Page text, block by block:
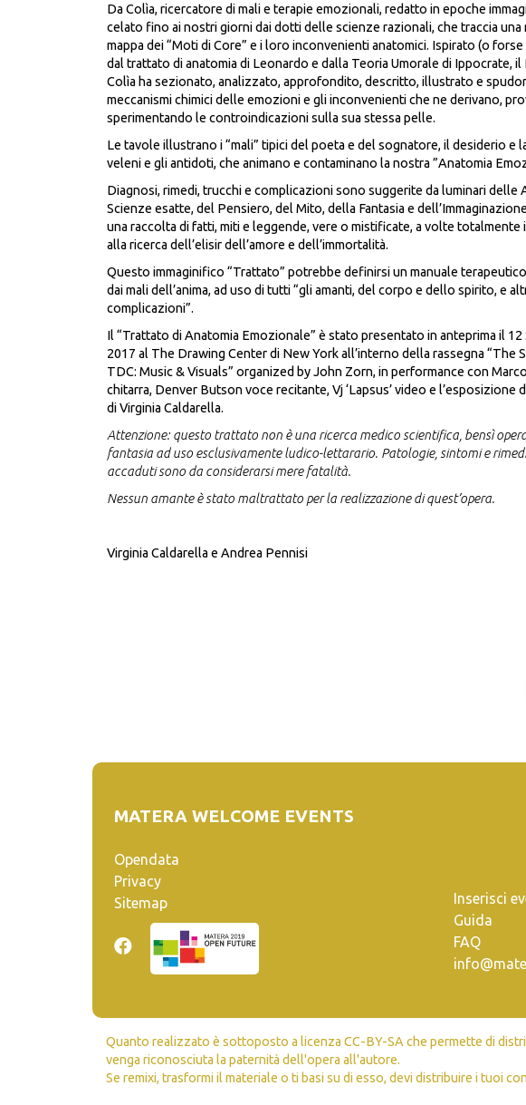
Da Colìa, ricercatore di mali e terapie emozionali, redatto in epoche
celato fino ai nostri giorni dai dotti delle scienze razionali, che traccia una
mappa dei “Moti di Core” e i loro inconvenienti anatomici. Ispirato (o
dal trattato di anatomia di Leonardo e dalla Teoria Umorale di Ippocrate, il
Colìa ha sezionato, analizzato, approfondito, descritto, illustrato e
meccanismi chimici delle emozioni e gli inconvenienti che ne derivano,
sperimentando le controindicazioni sulla sua stessa pelle.
Le tavole illustrano i “mali” tipici del poeta e del sognatore, il desiderio e
veleni e gli antidoti, che animano e contaminano la nostra ”Anatomia
Diagnosi, rimedi, trucchi e complicazioni sono suggerite da luminari delle
Scienze esatte, del Pensiero, del Mito, della Fantasia e
una raccolta di fatti, miti e leggende, vere o mistificate, a volte totalmente
alla ricerca dell’elisir dell’amore e dell’immortalità.
Questo immaginifico “Trattato” potrebbe definirsi un manuale terapeutico
dai mali dell’anima, ad uso di tutti “gli amanti, del corpo e dello spirito, e
complicazioni”.
Il “Trattato di Anatomia Emozionale” è stato presentato in anteprima il 12
2017 al The Drawing Center di New York all’interno della rassegna “The
TDC: Music & Visuals” organized by John Zorn, in performance con
chitarra, Denver Butson voce recitante, Vj ‘Lapsus’ video e l’esposizione
di Virginia Caldarella.
Attenzione: questo trattato non è una ricerca medico scientifica, bensì
fantasia ad uso esclusivamente ludico-lettarario. Patologie, sintomi e
accaduti sono da considerarsi mere fatalità.
Nessun amante è stato maltrattato per la realizzazione di quest’opera.
Virginia Caldarella e Andrea Pennisi
MATERA WELCOME EVENTS
Opendata
Privacy
Sitemap
Inserisci
Guida
FAQ
Quanto realizzato è sottoposto a licenza CC-BY-SA che permette di
venga riconosciuta la paternità dell'opera all'autore.
Se remixi, trasformi il materiale o ti basi su di esso, devi distribuire i tuoi